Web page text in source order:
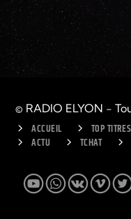
© RADIO ELYON -
ACCUEIL TOP TITRES
ACTU
TCHAT